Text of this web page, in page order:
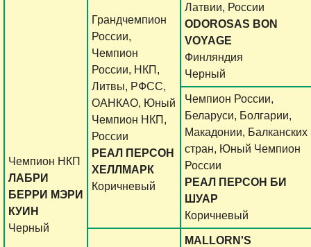
Чемпион НКП
ЛАБРИ
БЕРРИ МЭРИ
КУИН
Черный
Грандчемпион
России,
Чемпион
России, НКП,
Литвы, РФСС,
ОАНКАО, Юный
Чемпион НКП,
России
РЕАЛ ПЕРСОН
ХЕЛЛМАРК
Коричневый
Латвии, России
ODOROSAS BON
VOYAGE
Финляндия
Черный
Чемпион России,
Беларуси, Болгарии,
Макадонии, Балканских
стран, Юный Чемпион
России
РЕАЛ ПЕРСОН БИ
ШУАР
Коричневый
MALLORN'S